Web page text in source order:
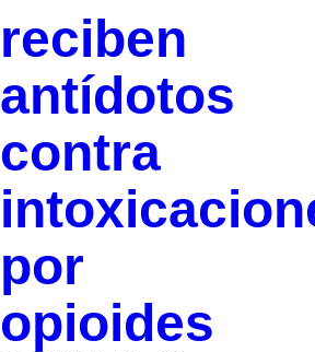
reciben
antídotos
contra
por
opioides